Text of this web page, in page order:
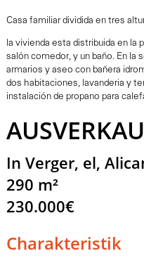
Casa familiar dividida en tres
la vivienda esta distribuida en la
salón comedor, y un baño. En la
armarios y aseo con bañera
dos habitaciones, lavanderia y
instalación de propano para
In Verger, el,
290 m²
230.000€
Charakteristik